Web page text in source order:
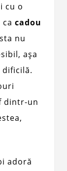
cu o
cadou
nu
așa
dificilă.
dintr-un
adoră